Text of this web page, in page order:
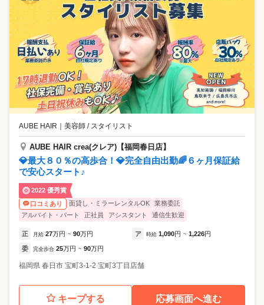
AUBE HAIR ｜ 美容師 / スタイリスト
AUBE HAIR crea(クレア)【福岡春日店】
💎最大８０％の高歩合！💎完全自由出勤🌈６ヶ月保証給
で安心スタート♪
2022 優秀賞
口コミあり
面貸し・ミラーレンタルOK
業務委託
アルバイト・パート
正社員 アシスタント 通信生歓迎
正 月給 27万円 ~ 90万円 ア 時給 1,090円 ~ 1,226円
委 完全歩合 25万円 ~ 90万円
福岡県 春日市 宝町3-1-2 宝町3丁目店舗
キープする 応募画面へ進む